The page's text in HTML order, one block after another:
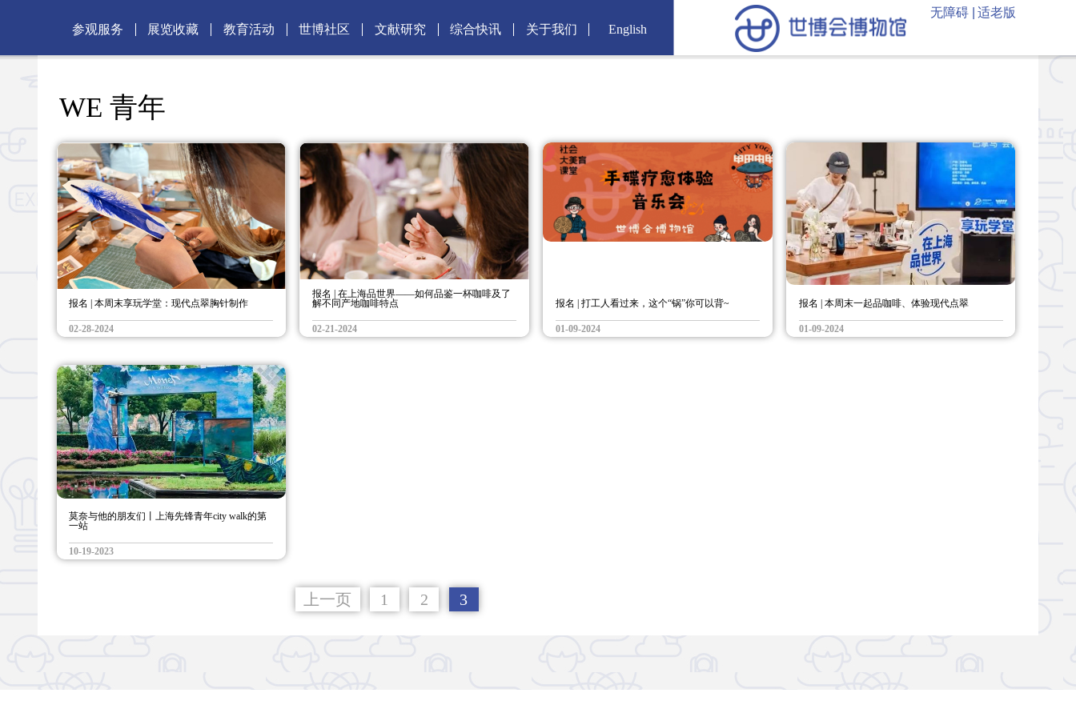
参观服务 展览收藏 教育活动 世博社区 文献研究 综合快讯 关于我们 English
无障碍 | 适老版
WE 青年
报名 | 本周末享玩学堂：现代点翠胸针制作
02-28-2024
报名 | 在上海品世界——如何品鉴一杯咖啡及了
解不同产地咖啡特点
02-21-2024
报名 | 打工人看过来，这个“锅”你可以背~
01-09-2024
报名 | 本周末一起品咖啡、体验现代点翠
01-09-2024
莫奈与他的朋友们丨上海先锋青年city walk的第
一站
10-19-2023
上一页 1 2 3